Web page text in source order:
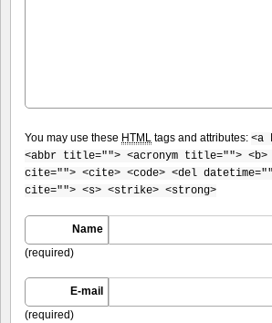
You may use these HTML tags and attributes: <a
<abbr title=""> <acronym title=""> <b>
cite=""> <cite> <code> <del
cite=""> <s> <strike> <strong>
Name
(required)
E-mail
(required)